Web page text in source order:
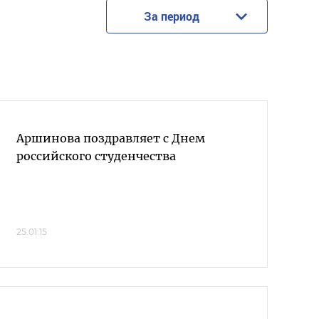
За период
Аршинова поздравляет с Днем
российского студенчества
25.01.15